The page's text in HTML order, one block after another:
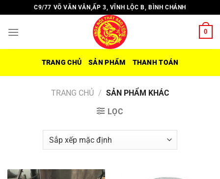
đến
nội
C9/77 VÕ VĂN VÂN,ẤP 3, VĨNH LỘC B, BÌNH CHÁNH
0
TRANG CHỦ SẢN PHẨM THANH TOÁN
TRANG CHỦ / SẢN PHẨM KHÁC
LỌC